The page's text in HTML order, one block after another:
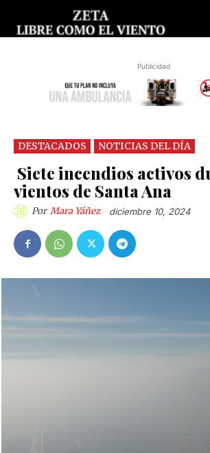
Publicidad
DESTACADOS NOTICIAS DEL DÍA
Siete incendios activos
vientos de Santa Ana
Por Mara Yáñez diciembre 10, 2024